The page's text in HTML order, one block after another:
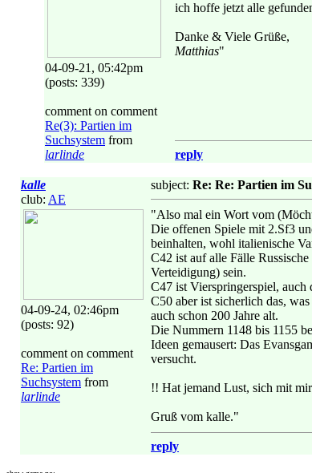
04-09-21, 05:42pm
(posts: 339)
comment on comment
Re(3): Partien im
Suchsystem from
larlinde
ich hoffe jetzt alle
Danke & Viele Grüße,
Matthias"
reply
kalle
club: AE
04-09-24, 02:46pm
(posts: 92)
comment on comment
Re: Partien im
Suchsystem from
larlinde
subject: Re: Re: Partien im
"Also mal ein Wort vom
Die offenen Spiele mit 2.Sf3
beinhalten, wohl italienische
C42 ist auf alle Fälle
Verteidigung) sein.
C47 ist Vierspringerspiel, auch
C50 aber ist sicherlich das,
auch schon 200 Jahre alt.
Die Nummern 1148 bis 1155
Ideen gemausert: Das
versucht.
!! Hat jemand Lust, sich mit
Gruß vom kalle."
reply